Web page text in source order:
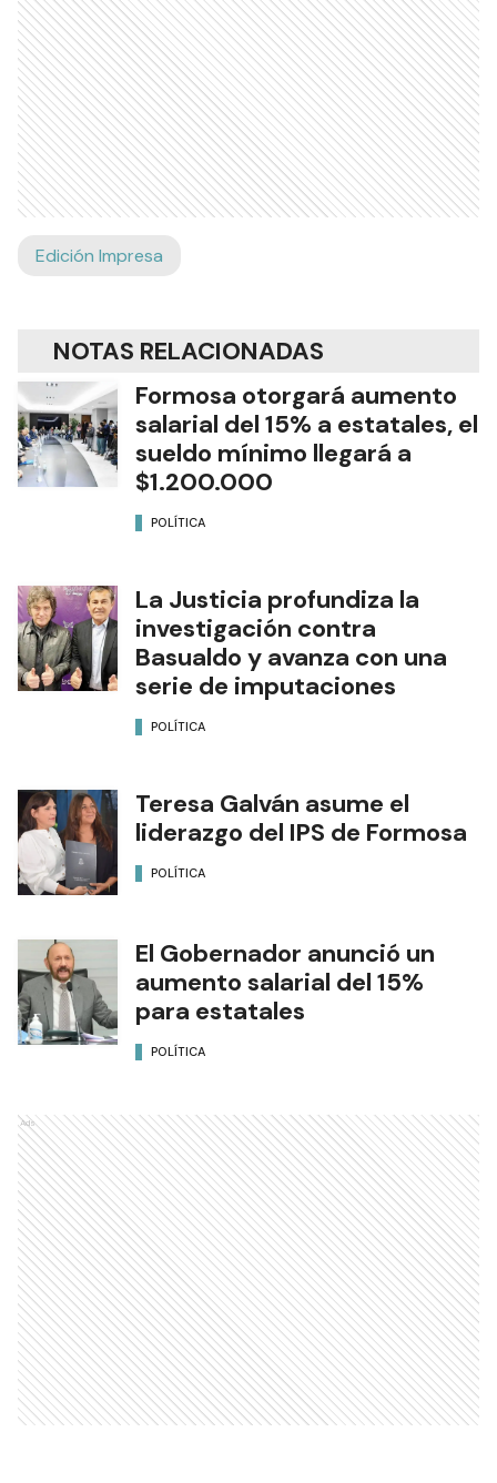
Edición Impresa
NOTAS RELACIONADAS
Formosa otorgará aumento
salarial del 15% a estatales, el
sueldo mínimo llegará a
$1.200.000
POLÍTICA
La Justicia profundiza la
investigación contra
Basualdo y avanza con una
serie de imputaciones
POLÍTICA
Teresa Galván asume el
liderazgo del IPS de Formosa
POLÍTICA
El Gobernador anunció un
aumento salarial del 15%
para estatales
POLÍTICA
Ads